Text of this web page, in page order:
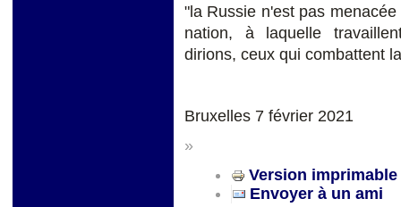
"la Russie n'est pas
nation, à laquelle
dirions, ceux qui combattent
Bruxelles 7 février 2021
»
Version imprimable
Envoyer à un ami